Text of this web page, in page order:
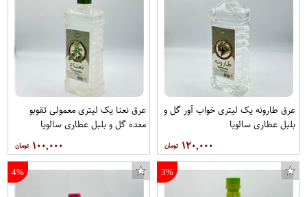
عرق طارونه یک لیتری خواب آور گل و
بلبل عطاری سالویا
۱۲۰,۰۰۰
عرق نعنا یک لیتری معمولی تقوبو
معده گل و بلبل عطاری سالویا
۱۰۰,۰۰۰
3%
4%